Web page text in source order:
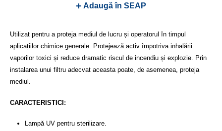
+ Adaugă în SEAP
Utilizat pentru a proteja mediul de lucru și operatorul în timpul
aplicațiilor chimice generale. Protejează activ împotriva inhalării
vaporilor toxici și reduce dramatic riscul de incendiu și explozie. Prin
instalarea unui filtru adecvat aceasta poate, de asemenea, proteja
mediul.
CARACTERISTICI:
Lampă UV pentru sterilizare.